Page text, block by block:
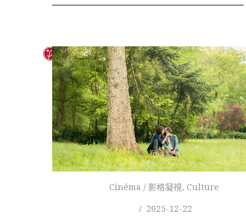
Cinéma / 影格凝視, Culture
2025-12-22